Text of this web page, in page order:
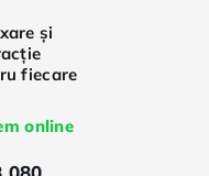
online